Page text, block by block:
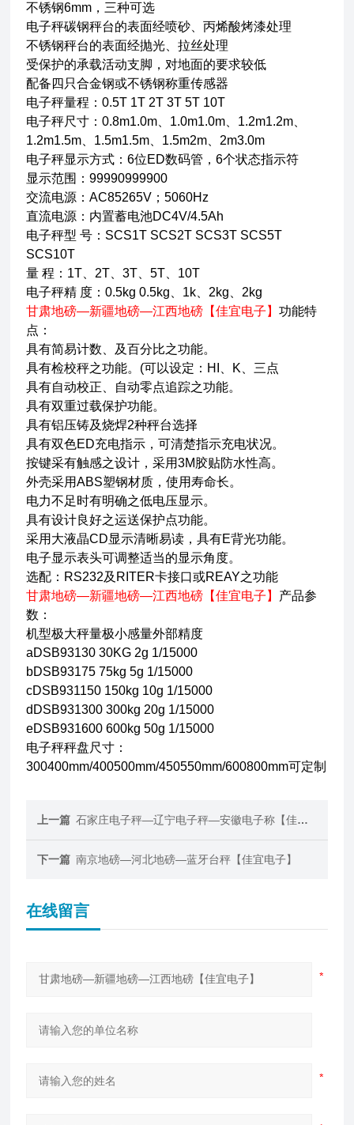
不锈钢6mm，三种可选
电子秤碳钢秤台的表面经喷砂、丙烯酸烤漆处理
不锈钢秤台的表面经抛光、拉丝处理
受保护的承载活动支脚，对地面的要求较低
配备四只合金钢或不锈钢称重传感器
电子秤量程：0.5T 1T 2T 3T 5T 10T
电子秤尺寸：0.8m1.0m、1.0m1.0m、1.2m1.2m、
1.2m1.5m、1.5m1.5m、1.5m2m、2m3.0m
电子秤显示方式：6位ED数码管，6个状态指示符
显示范围：99990999900
交流电源：AC85265V；5060Hz
直流电源：内置蓄电池DC4V/4.5Ah
电子秤型 号：SCS1T SCS2T SCS3T SCS5T
SCS10T
量 程：1T、2T、3T、5T、10T
电子秤精 度：0.5kg 0.5kg、1k、2kg、2kg
甘肃地磅—新疆地磅—江西地磅【佳宜电子】功能特
点：
具有简易计数、及百分比之功能。
具有检校秤之功能。(可以设定：HI、K、三点
具有自动校正、自动零点追踪之功能。
具有双重过载保护功能。
具有铝压铸及烧焊2种秤台选择
具有双色ED充电指示，可清楚指示充电状况。
按键采有触感之设计，采用3M胶贴防水性高。
外壳采用ABS塑钢材质，使用寿命长。
电力不足时有明确之低电压显示。
具有设计良好之运送保护点功能。
采用大液晶CD显示清晰易读，具有E背光功能。
电子显示表头可调整适当的显示角度。
选配：RS232及RITER卡接口或REAY之功能
甘肃地磅—新疆地磅—江西地磅【佳宜电子】 产品参
数：
机型极大秤量极小感量外部精度
aDSB93130 30KG 2g 1/15000
bDSB93175 75kg 5g 1/15000
cDSB931150 150kg 10g 1/15000
dDSB931300 300kg 20g 1/15000
eDSB931600 600kg 50g 1/15000
电子秤秤盘尺寸：
300400mm/400500mm/450550mm/600800mm可定制
上一篇 石家庄电子秤—辽宁电子秤—安徽电子称【佳宜电子】
下一篇 南京地磅—河北地磅—蓝牙台秤【佳宜电子】
在线留言